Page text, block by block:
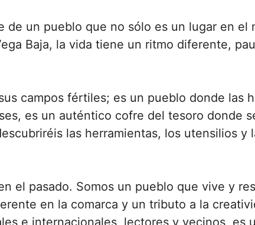
un pueblo que no sólo es un lugar en el
Baja, la vida tiene un ritmo diferente,
campos fértiles; es un pueblo donde las
es un auténtico cofre del tesoro donde
las herramientas, los utensilios y
el pasado. Somos un pueblo que vive y
en la comarca y un tributo a la
e internacionales, lectores y vecinos, es